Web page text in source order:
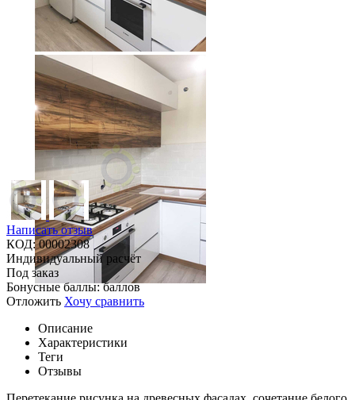
Написать отзыв
КОД: 00002308
Индивидуальный расчёт
Под заказ
Бонусные баллы: баллов
Отложить Хочу сравнить
Описание
Характеристики
Теги
Отзывы